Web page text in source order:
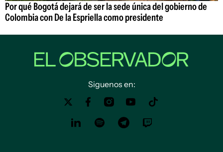
Por qué Bogotá dejará de ser la sede única del gobierno de
Colombia con De la Espriella como presidente
Siguenos en: